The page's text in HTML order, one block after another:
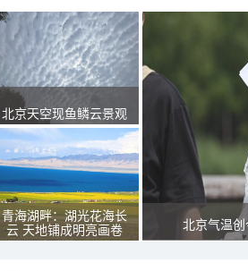
北京天空现鱼鳞云景观
青海湖畔：湖光花海长
云 天地铺成明亮画卷
北京气温